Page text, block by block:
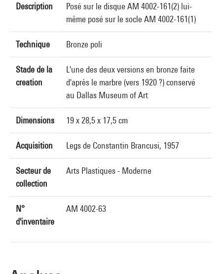
Description
Posé sur le disque AM 4002-161(2) lui-
même posé sur le socle AM 4002-161(1)
Technique Bronze poli
Stade de la
creation
L'une des deux versions en bronze faite
d'après le marbre (vers 1920 ?) conservé
au Dallas Museum of Art
Dimensions 19 x 28,5 x 17,5 cm
Acquisition Legs de Constantin Brancusi, 1957
Secteur de
collection
Arts Plastiques - Moderne
N°
d'inventaire
AM 4002-63